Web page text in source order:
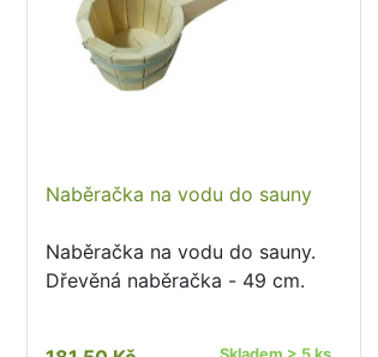
Naběračka na vodu do sauny
Naběračka na vodu do sauny.
Dřevěná naběračka - 49 cm.